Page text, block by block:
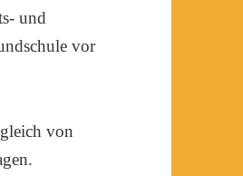
und
vor
von